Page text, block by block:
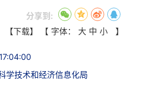
分享到:
【下载】 【 字体： 大 中 小 】
学技术和经济信息化局